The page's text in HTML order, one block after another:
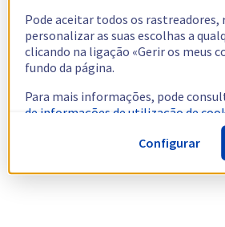
Pode aceitar todos os rastreadores,
personalizar as suas escolhas a
clicando na ligação «Gerir os meus
fundo da página.
Para mais informações, pode
de informações de utilização de
Configurar